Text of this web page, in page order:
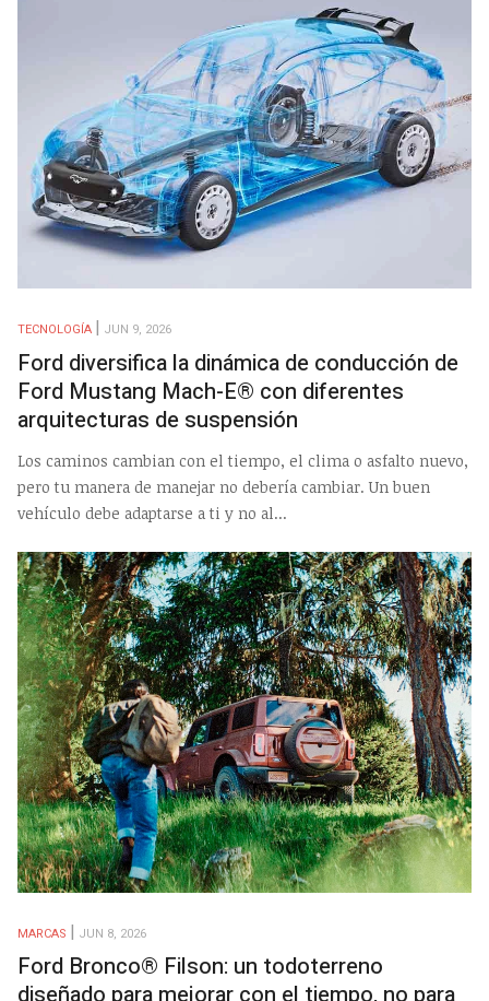
TECNOLOGÍA JUN 9, 2026
Ford diversifica la dinámica de conducción de
Ford Mustang Mach-E® con diferentes
arquitecturas de suspensión
Los caminos cambian con el tiempo, el clima o asfalto nuevo,
pero tu manera de manejar no debería cambiar. Un buen
vehículo debe adaptarse a ti y no al...
MARCAS JUN 8, 2026
Ford Bronco® Filson: un todoterreno